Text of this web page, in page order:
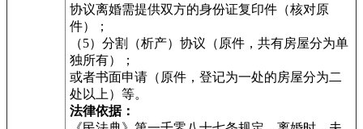
协议离婚需提供双方的身份证复印件（核对原
件）；
（5）分割（析产）协议（原件，共有房屋分为单
独所有）；
或者书面申请（原件，登记为一处的房屋分为二
处以上）等。
法律依据：